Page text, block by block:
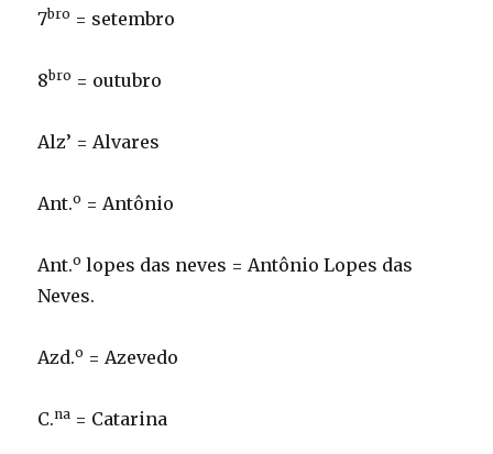
7bro = setembro
8bro = outubro
Alz’ = Alvares
Ant.o = Antônio
Ant.o lopes das neves = Antônio Lopes das
Neves.
Azd.o = Azevedo
C.na = Catarina